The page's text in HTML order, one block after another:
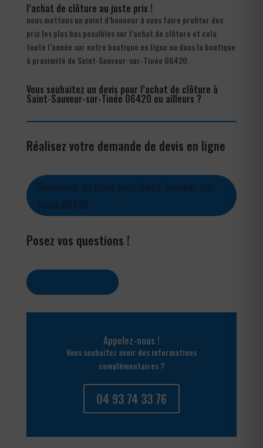
l’achat de clôture au juste prix !
nous mettons un point d’honneur à vous faire profiter des
prix les plus bas possibles sur l’achat de clôture et cela
toute l’année sur notre boutique en ligne ou dans la boutique
à proximité de Saint-Sauveur-sur-Tinée 06420.
Vous souhaitez un devis pour l’achat de clôture à
Saint-Sauveur-sur-Tinée 06420 ou ailleurs ?
Réalisez votre demande de devis en ligne
Posez vos questions !
Appelez-nous !
Vous souhaitez avoir des informations
complémentaires ?
04 93 74 33 76